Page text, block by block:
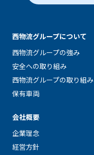
西物流グループについて
⻄物流グループの強み
安全への取り組み
⻄物流グループの取り組み
保有車両
会社概要
企業理念
経営方針